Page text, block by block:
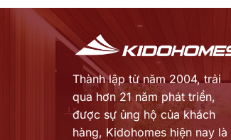
₫.
Thành lập từ năm 2004, trải
qua hơn 21 năm phát triển,
được sự ủng hộ của khách
hàng, Kidohomes hiện nay là